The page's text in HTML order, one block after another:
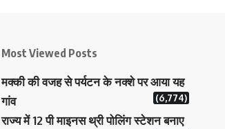
Most Viewed Posts
मक्‍की की वजह से पर्यटन के नक्‍शे पर आया यह
गांव
(6,774)
राज्य में 12 पी माइनस थ्री पोलिंग स्टेशन बनाए